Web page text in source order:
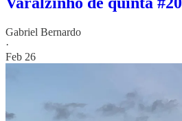
Gabriel Bernardo
·
Feb 26